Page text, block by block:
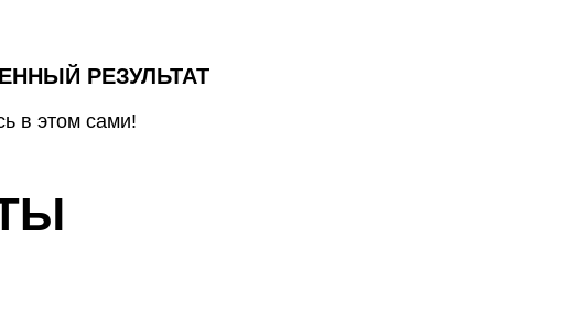
РЕЗУЛЬТАТ
в этом сами!